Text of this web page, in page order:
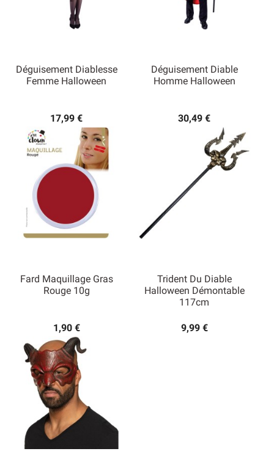
Déguisement Diablesse
Femme Halloween
17,99 €
Déguisement Diable
Homme Halloween
30,49 €
Fard Maquillage Gras
Rouge 10g
1,90 €
Trident Du Diable
Halloween Démontable
117cm
9,99 €